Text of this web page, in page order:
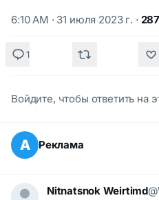
6:10 AM · 31 июля 2023 г. · 287
1
Войдите, чтобы ответить на
А Реклама
Nitnatsnok Weirtimd